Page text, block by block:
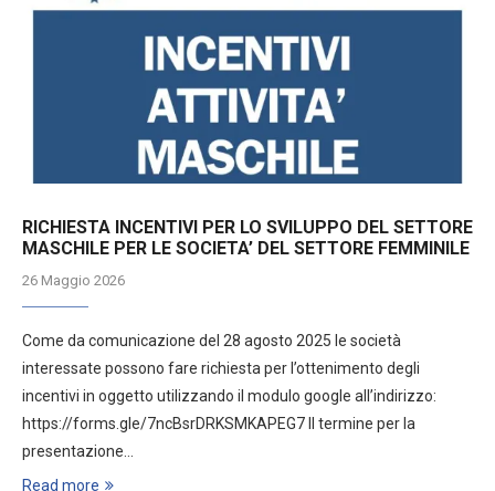
RICHIESTA INCENTIVI PER LO SVILUPPO DEL SETTORE
MASCHILE PER LE SOCIETA’ DEL SETTORE FEMMINILE
26 Maggio 2026
Come da comunicazione del 28 agosto 2025 le società
interessate possono fare richiesta per l’ottenimento degli
incentivi in oggetto utilizzando il modulo google all’indirizzo:
https://forms.gle/7ncBsrDRKSMKAPEG7 Il termine per la
presentazione…
Read more